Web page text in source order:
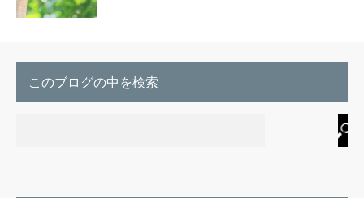
このブログの中を検索